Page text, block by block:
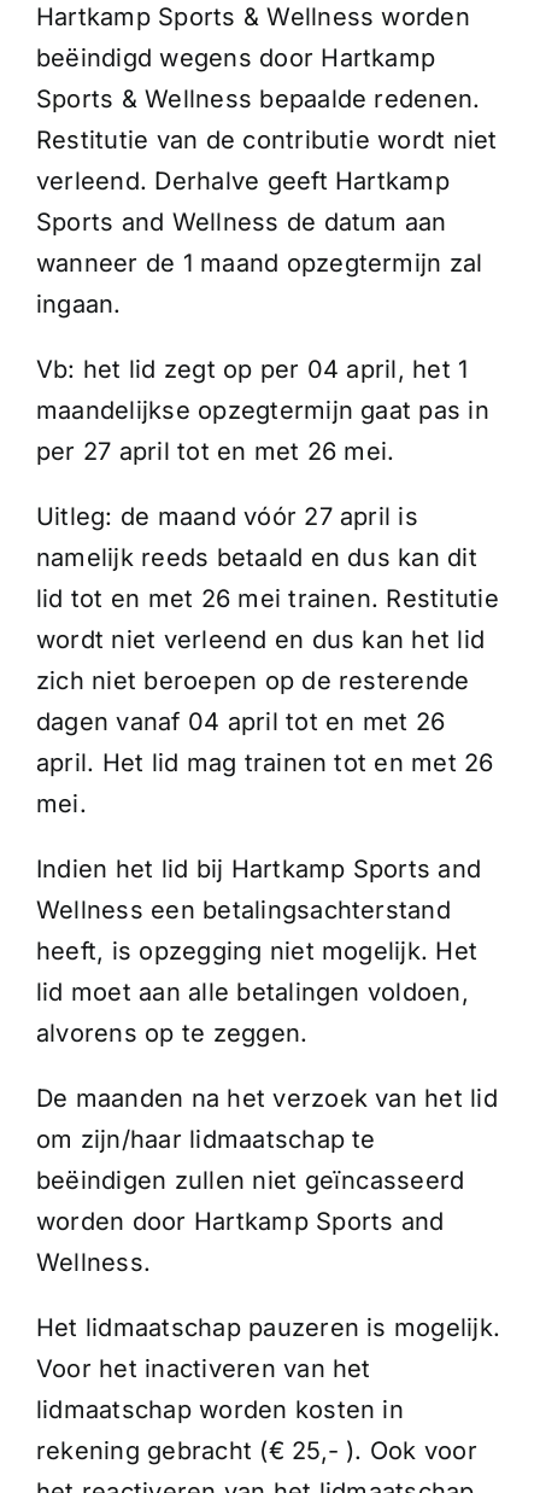
Hartkamp Sports & Wellness worden
beëindigd wegens door Hartkamp
Sports & Wellness bepaalde redenen.
Restitutie van de contributie wordt niet
verleend. Derhalve geeft Hartkamp
Sports and Wellness de datum aan
wanneer de 1 maand opzegtermijn zal
ingaan.
Vb: het lid zegt op per 04 april, het 1
maandelijkse opzegtermijn gaat pas in
per 27 april tot en met 26 mei.
Uitleg: de maand vóór 27 april is
namelijk reeds betaald en dus kan dit
lid tot en met 26 mei trainen. Restitutie
wordt niet verleend en dus kan het lid
zich niet beroepen op de resterende
dagen vanaf 04 april tot en met 26
april. Het lid mag trainen tot en met 26
mei.
Indien het lid bij Hartkamp Sports and
Wellness een betalingsachterstand
heeft, is opzegging niet mogelijk. Het
lid moet aan alle betalingen voldoen,
alvorens op te zeggen.
De maanden na het verzoek van het lid
om zijn/haar lidmaatschap te
beëindigen zullen niet geïncasseerd
worden door Hartkamp Sports and
Wellness.
Het lidmaatschap pauzeren is mogelijk.
Voor het inactiveren van het
lidmaatschap worden kosten in
rekening gebracht (€ 25,- ). Ook voor